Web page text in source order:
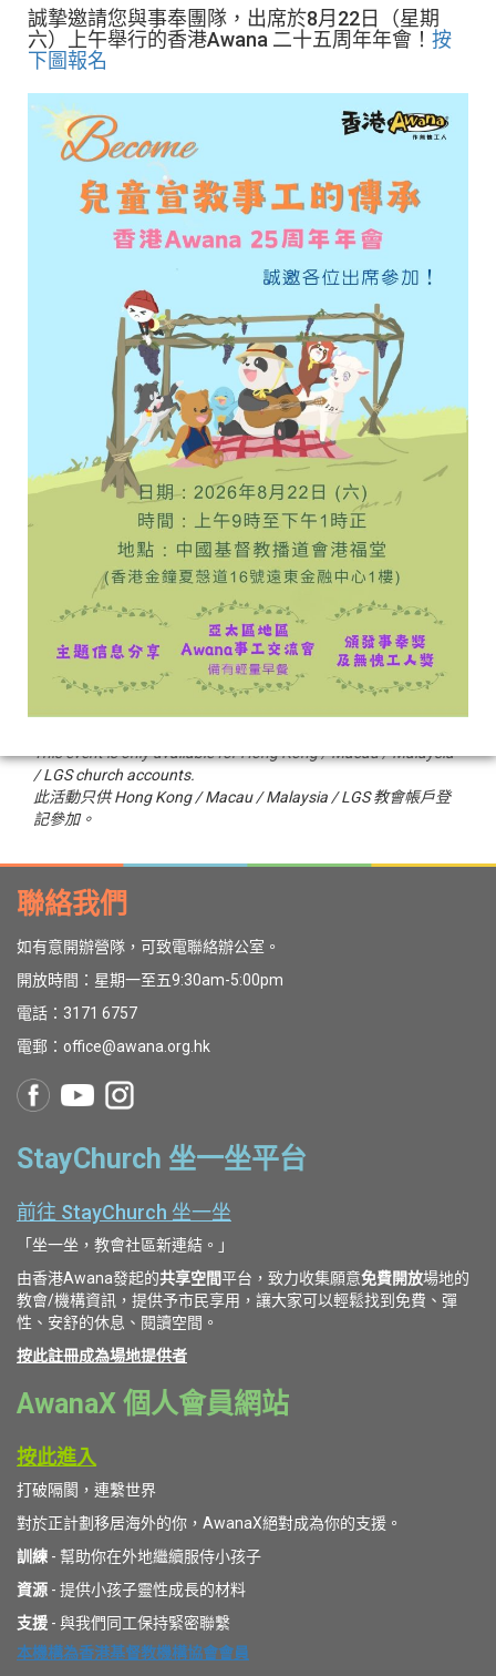
集」形式於電郵及Facebook page等發放，並有機會用於設計
「Awana年會」禮品。
比賽規則：
自訂作品名稱（中英文皆可）。
附上與作品主題相關的一節聖經經文。
於報名表以50字內的文字介紹作品，中英文皆可。
適用於組別二：T&T見習真理奇兵隊）
家長可從旁協助及給予建議，但不允許參與繪畫部分。
創意 40%
美術技巧 30%
主題切合性（畫作表達 / 文字簡介（只適用於組別二）
*名次將按評審嘉賓的分數總和計算。結果如有異議，香港
Awana將保留最終決定權。
作品尺寸：A4（297mm x 210mm）
可選用紙張或電腦方式繪畫，顏料及形式不限。
上傳格式：JPG, PNG或PDF格式，1-5MB
截止遞交日期及時間：2021年3月7日（星期日）
請將作品電郵至paint2021@awana.org.hk（辦公室將以
電郵回覆確認），標題需註明「繪畫比賽」，並一併交
回報名表格。
結果將於2021年4月內於網站及電郵公佈。
This event is only available for Hong Kong / Macau / Malaysia
/ LGS church accounts.
此活動只供 Hong Kong / Macau / Malaysia / LGS 教會帳戶登
記參加。
聯絡我們
如有意開辦營隊，可致電聯絡辦公室。
開放時間：星期一至五9:30am-5:00pm
電話：3171 6757
電郵：office@awana.org.hk
StayChurch 坐一坐平台
前往 StayChurch 坐一坐
「坐一坐，教會社區新連結。」
由香港Awana發起的共享空間平台，致力收集願意免費開放場地的
教會/機構資訊，提供予市民享用，讓大家可以輕鬆找到免費、彈
性、安舒的休息、閱讀空間。
按此註冊成為場地提供者
AwanaX 個人會員網站
按此進入
打破隔閡，連繫世界
對於正計劃移居海外的你，AwanaX絕對成為你的支援。
訓練 - 幫助你在外地繼續服侍小孩子
資源 - 提供小孩子靈性成長的材料
支援 - 與我們同工保持緊密聯繫
本機構為香港基督教機構協會會員
誠摯邀請您與事奉團隊，出席於8月22日（星期
六）上午舉行的香港Awana 二十五周年年會！ 按
下圖報名